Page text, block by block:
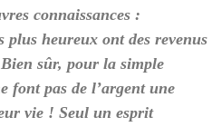
connaissances :
plus heureux ont des revenus
sûr, pour la simple
font pas de l’argent une
vie ! Seul un esprit